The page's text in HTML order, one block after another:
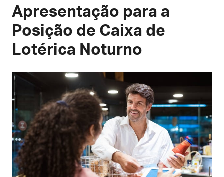
Apresentação para a
Posição de Caixa de
Lotérica Noturno